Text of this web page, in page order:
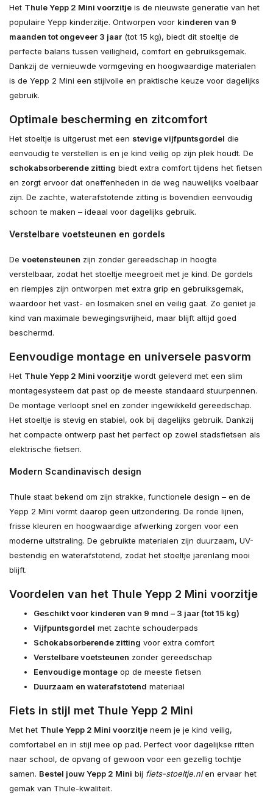
Het Thule Yepp 2 Mini voorzitje is de nieuwste generatie van het
populaire Yepp kinderzitje. Ontworpen voor kinderen van 9
maanden tot ongeveer 3 jaar (tot 15 kg), biedt dit stoeltje de
perfecte balans tussen veiligheid, comfort en gebruiksgemak.
Dankzij de vernieuwde vormgeving en hoogwaardige materialen
is de Yepp 2 Mini een stijlvolle en praktische keuze voor dagelijks
gebruik.
Optimale bescherming en zitcomfort
Het stoeltje is uitgerust met een stevige vijfpuntsgordel die
eenvoudig te verstellen is en je kind veilig op zijn plek houdt. De
schokabsorberende zitting biedt extra comfort tijdens het fietsen
en zorgt ervoor dat oneffenheden in de weg nauwelijks voelbaar
zijn. De zachte, waterafstotende zitting is bovendien eenvoudig
schoon te maken – ideaal voor dagelijks gebruik.
Verstelbare voetsteunen en gordels
De voetensteunen zijn zonder gereedschap in hoogte
verstelbaar, zodat het stoeltje meegroeit met je kind. De gordels
en riempjes zijn ontworpen met extra grip en gebruiksgemak,
waardoor het vast- en losmaken snel en veilig gaat. Zo geniet je
kind van maximale bewegingsvrijheid, maar blijft altijd goed
beschermd.
Eenvoudige montage en universele pasvorm
Het Thule Yepp 2 Mini voorzitje wordt geleverd met een slim
montagesysteem dat past op de meeste standaard stuurpennen.
De montage verloopt snel en zonder ingewikkeld gereedschap.
Het stoeltje is stevig en stabiel, ook bij dagelijks gebruik. Dankzij
het compacte ontwerp past het perfect op zowel stadsfietsen als
elektrische fietsen.
Modern Scandinavisch design
Thule staat bekend om zijn strakke, functionele design – en de
Yepp 2 Mini vormt daarop geen uitzondering. De ronde lijnen,
frisse kleuren en hoogwaardige afwerking zorgen voor een
moderne uitstraling. De gebruikte materialen zijn duurzaam, UV-
bestendig en waterafstotend, zodat het stoeltje jarenlang mooi
blijft.
Voordelen van het Thule Yepp 2 Mini voorzitje
Geschikt voor kinderen van 9 mnd – 3 jaar (tot 15 kg)
Vijfpuntsgordel met zachte schouderpads
Schokabsorberende zitting voor extra comfort
Verstelbare voetsteunen zonder gereedschap
Eenvoudige montage op de meeste fietsen
Duurzaam en waterafstotend materiaal
Fiets in stijl met Thule Yepp 2 Mini
Met het Thule Yepp 2 Mini voorzitje neem je je kind veilig,
comfortabel en in stijl mee op pad. Perfect voor dagelijkse ritten
naar school, de opvang of gewoon voor een gezellig tochtje
samen. Bestel jouw Yepp 2 Mini bij fiets-stoeltje.nlen ervaar het
gemak van Thule-kwaliteit.